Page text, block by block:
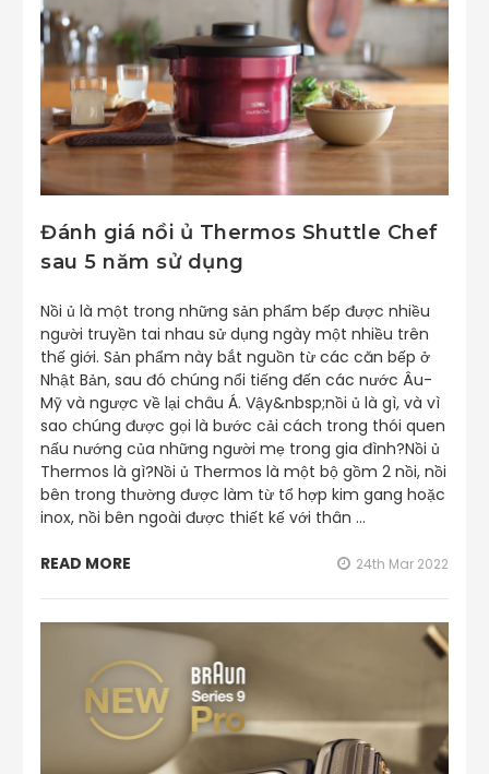
Đánh giá nồi ủ Thermos Shuttle Chef
sau 5 năm sử dụng
Nồi ủ là một trong những sản phẩm bếp được nhiều
người truyền tai nhau sử dụng ngày một nhiều trên
thế giới. Sản phẩm này bắt nguồn từ các căn bếp ở
Nhật Bản, sau đó chúng nổi tiếng đến các nước Âu-
Mỹ và ngược về lại châu Á. Vậy&nbsp;nồi ủ là gì, và vì
sao chúng được gọi là bước cải cách trong thói quen
nấu nướng của những người mẹ trong gia đình?Nồi ủ
Thermos là gì?Nồi ủ Thermos là một bộ gồm 2 nồi, nồi
bên trong thường được làm từ tổ hợp kim gang hoặc
inox, nồi bên ngoài được thiết kế với thân …
READ MORE 24th Mar 2022